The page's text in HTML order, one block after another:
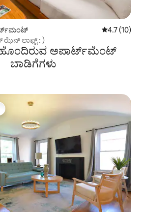
5 ರಲ್ಲಿ 4.7
4.7 (10)
ಝೆನ್ ಲಾಫ್ಟ್ : )
ಅಪಾರ್ಟ್‌ಮೆಂಟ್
ಬಾಡಿಗೆಗಳು